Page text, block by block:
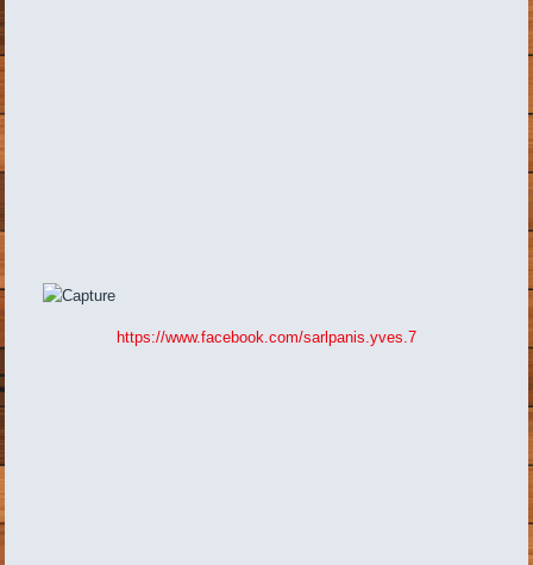
https://www.facebook.com/sarlpanis.yves.7